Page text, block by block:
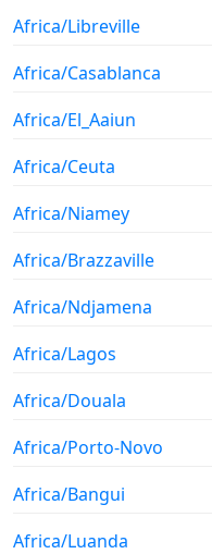
Africa/Libreville
Africa/Casablanca
Africa/El_Aaiun
Africa/Ceuta
Africa/Niamey
Africa/Brazzaville
Africa/Ndjamena
Africa/Lagos
Africa/Douala
Africa/Porto-Novo
Africa/Bangui
Africa/Luanda